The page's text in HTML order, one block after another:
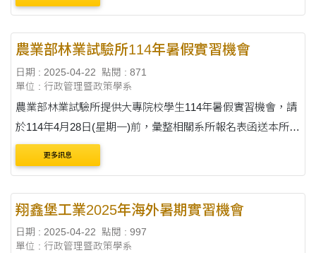
農業部林業試驗所114年暑假實習機會
日期 : 2025-04-22
點閱 : 871
單位 : 行政管理暨政策學系
農業部林業試驗所提供大專院校學生114年暑假實習機會，請
於114年4月28日(星期一)前，彙整相關系所報名表函送本所申
辦，其他詳見附件。
更多訊息
翔鑫堡工業2025年海外暑期實習機會
日期 : 2025-04-22
點閱 : 997
單位 : 行政管理暨政策學系